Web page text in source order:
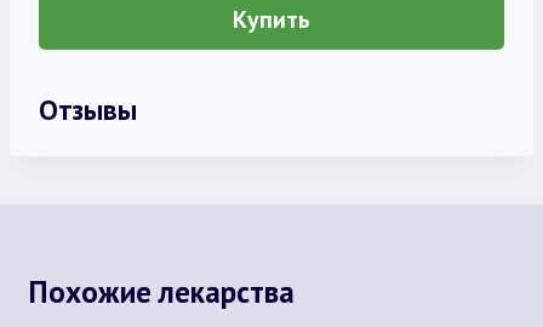
Купить
Отзывы
Похожие лекарства